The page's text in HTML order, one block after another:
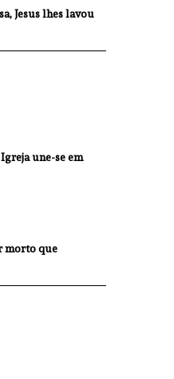
Jesus lhes lavou
une-se em
morto que